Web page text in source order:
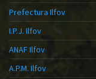
Prefectura Ilfov
I.P.J. Ilfov
ANAF Ilfov
A.P.M. Ilfov